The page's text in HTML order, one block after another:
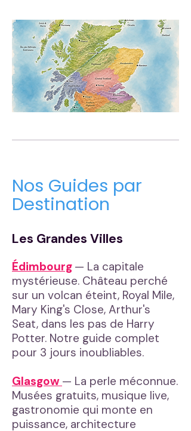
Nos Guides par
Destination
Les Grandes Villes
Édimbourg — La capitale
mystérieuse. Château perché
sur un volcan éteint, Royal Mile,
Mary King's Close, Arthur's
Seat, dans les pas de Harry
Potter. Notre guide complet
pour 3 jours inoubliables.
Glasgow — La perle méconnue.
Musées gratuits, musique live,
gastronomie qui monte en
puissance, architecture